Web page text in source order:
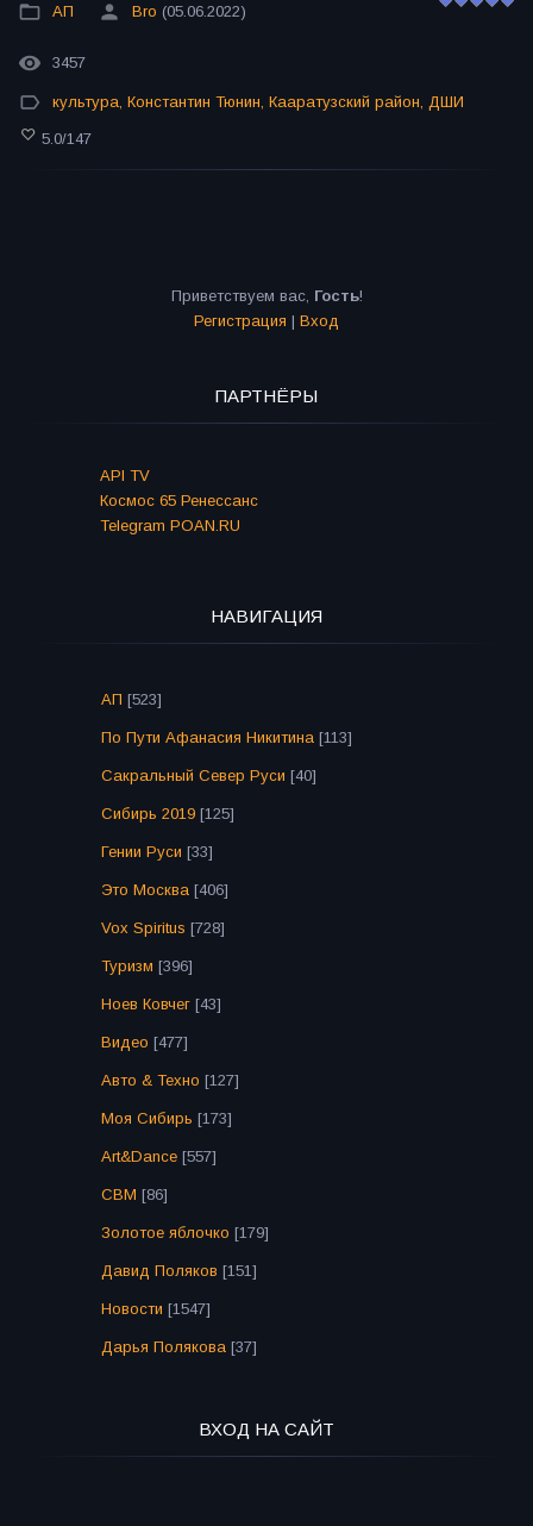
АП Bro (05.06.2022)
3457
культура, Константин Тюнин, Кааратузский район, ДШИ
5.0/147
Приветствуем вас, Гость!
Регистрация | Вход
ПАРТНЁРЫ
API TV
Космос 65 Ренессанс
Telegram POAN.RU
НАВИГАЦИЯ
АП [523]
По Пути Афанасия Никитина [113]
Сакральный Север Руси [40]
Сибирь 2019 [125]
Гении Руси [33]
Это Москва [406]
Vox Spiritus [728]
Туризм [396]
Ноев Ковчег [43]
Видео [477]
Авто & Техно [127]
Моя Сибирь [173]
Art&Dance [557]
СВМ [86]
Золотое яблочко [179]
Давид Поляков [151]
Новости [1547]
Дарья Полякова [37]
ВХОД НА САЙТ